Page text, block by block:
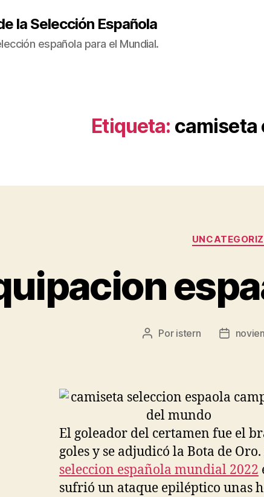
la Selección Española
española para el Mundial.
Etiqueta: camiseta
Autor
Por istern
Fecha
El goleador del certamen fue el
goles y se adjudicó la Bota de
seleccion española mundial 2022
sufrió un ataque epiléptico unas